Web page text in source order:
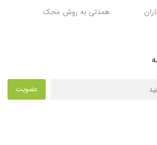
همدلی به روش محک
عضویت